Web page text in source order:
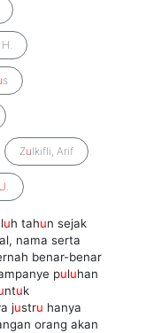
s
Zulkifli, Arif
U.
luh tahun sejak
nama serta
benar-benar
puluhan
ntuk
justru hanya
orang akan